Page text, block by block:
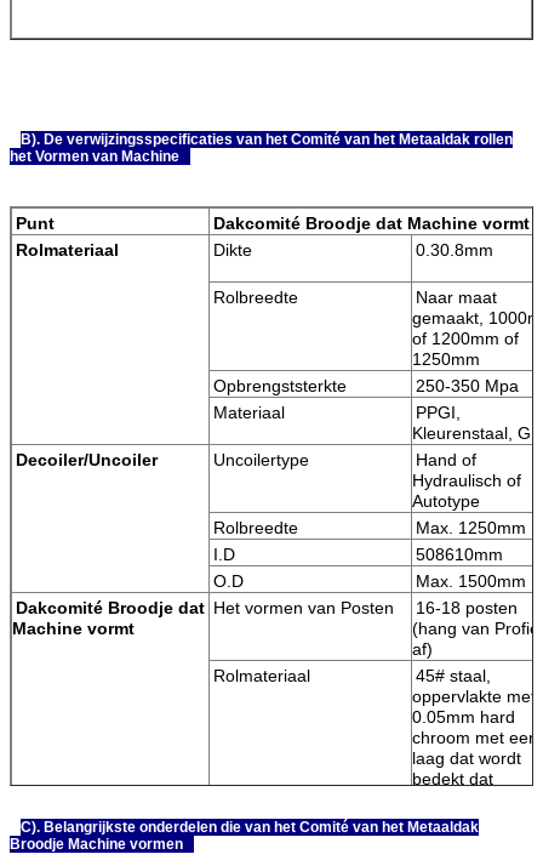
B). De verwijzingsspecificaties van het Comité van het Metaaldak rollen
het Vormen van Machine
Punt
Dakcomité Broodje dat Machine vormt
Rolmateriaal
Dikte
Rolbreedte
Naar maat
gemaakt,
of 1200mm of
1250mm
Opbrengststerkte
250-350 Mpa
Materiaal
PPGI,
Kleurenstaal,
Decoiler/Uncoiler
Uncoilertype
Hand of
Hydraulisch of
Autotype
Rolbreedte
Max. 1250mm
I.D
508610mm
O.D
Max. 1500mm
Dakcomité Broodje dat
Machine vormt
Het vormen van Posten
16-18 posten
(hang van
af)
Rolmateriaal
45# staal,
oppervlakte met
0.05mm hard
chroom met een
laag dat wordt
bedekt
Diameter van schacht
76mm
C). Belangrijkste onderdelen die van het Comité van het Metaaldak
Broodje Machine vormen